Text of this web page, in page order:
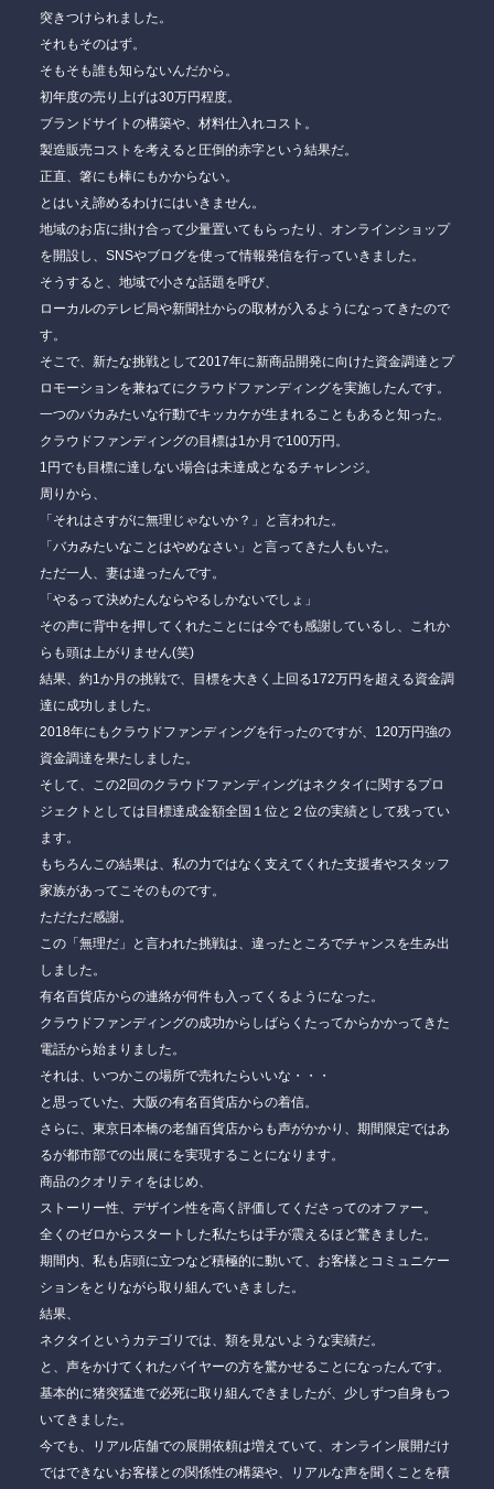
突きつけられました。
それもそのはず。
そもそも誰も知らないんだから。
初年度の売り上げは30万円程度。
ブランドサイトの構築や、材料仕入れコスト。
製造販売コストを考えると圧倒的赤字という結果だ。
正直、箸にも棒にもかからない。
とはいえ諦めるわけにはいきません。
地域のお店に掛け合って少量置いてもらったり、オンラインショップ
を開設し、SNSやブログを使って情報発信を行っていきました。
そうすると、地域で小さな話題を呼び、
ローカルのテレビ局や新聞社からの取材が入るようになってきたので
す。
そこで、新たな挑戦として2017年に新商品開発に向けた資金調達とプ
ロモーションを兼ねてにクラウドファンディングを実施したんです。
一つのバカみたいな行動でキッカケが生まれることもあると知った。
クラウドファンディングの目標は1か月で100万円。
1円でも目標に達しない場合は未達成となるチャレンジ。
周りから、
「それはさすがに無理じゃないか？」
と言われた。
「バカみたいなことはやめなさい」と言ってきた人もいた。
ただ一人、妻は違ったんです。
「やるって決めたんならやるしかないでしょ」
その声に背中を押してくれたことには今でも感謝しているし、これか
らも頭は上がりません(笑)
結果、 約1か月の挑戦で、目標を大きく上回る172万円を超える資金調
達に成功しました。
2018年にもクラウドファンディングを行ったのですが、120万円強の
資金調達を果たしました。
そして、この2回のクラウドファンディングはネクタイに関するプロ
ジェクトとしては目標達成金額全国１位と２位の実績として残ってい
ます。
もちろんこの結果は、私の力ではなく支えてくれた支援者やスタッフ
家族があってこそのものです。
ただただ感謝。
この「無理だ」と言われた挑戦は、違ったところでチャンスを生み出
しました。
有名百貨店からの連絡が何件も入ってくるようになった。
クラウドファンディングの成功からしばらくたってからかかってきた
電話から始まりました。
それは、 いつかこの場所で売れたらいいな・・・
と思っていた、大阪の有名百貨店からの着信。
さらに、東京日本橋の老舗百貨店からも声がかかり、期間限定ではあ
るが都市部での出展にを実現することになります。
商品のクオリティをはじめ、
ストーリー性、デザイン性を高く評価してくださってのオファー。
全くのゼロからスタートした私たちは手が震えるほど驚きました。
期間内、私も店頭に立つなど積極的に動いて、お客様とコミュニケー
ションをとりながら取り組んでいきました。
結果、
ネクタイというカテゴリでは、類を見ないような実績だ。
と、声をかけてくれたバイヤーの方を驚かせることになったんです。
基本的に猪突猛進で必死に取り組んできましたが、少しずつ自身もつ
いてきました。
今でも、リアル店舗での展開依頼は増えていて、オンライン展開だけ
ではできないお客様との関係性の構築や、リアルな声を聞くことを積